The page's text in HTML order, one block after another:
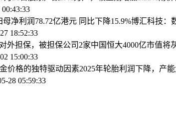
00:43:33
净利润78.72亿港元 同比下降15.9%博汇科技：
18:52:33
外担保，被担保公司2家中国恒大4000亿市值将
15:00:33
价格的独特驱动因素2025年轮胎利润下降，产
28 05:59:33